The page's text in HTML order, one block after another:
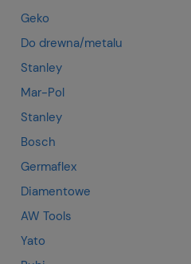
Geko
Do drewna/metalu
Stanley
Mar-Pol
Stanley
Bosch
Germaflex
Diamentowe
AW Tools
Yato